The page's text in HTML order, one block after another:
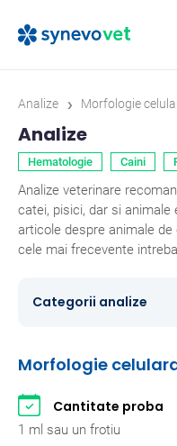
Analize › Morfologie
Analize
Hematologie Caini
Analize veterinare
catei, pisici, dar si animale
articole despre animale
cele mai frecevente
Categorii analize
Pasari
Morfologie
Cantitate proba
1 ml sau un frotiu